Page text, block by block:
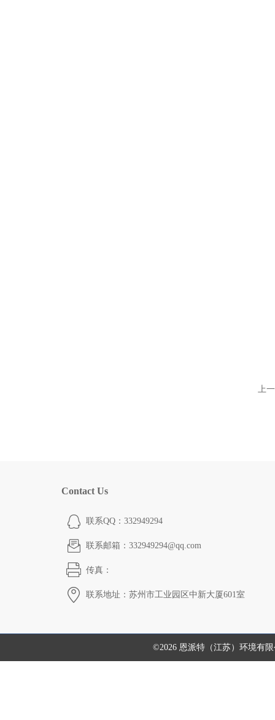
上
Contact Us
联系QQ：332949294
联系邮箱：332949294@qq.com
传真：
联系地址：苏州市工业园区中新大厦601室
©2026 恩派特（江苏）环境有